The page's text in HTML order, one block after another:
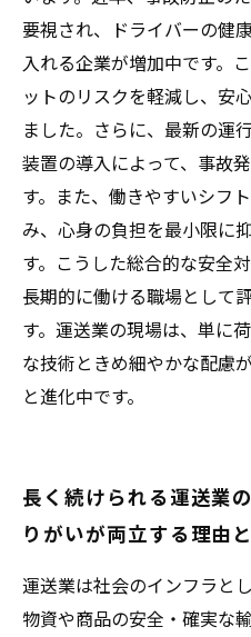
要視され、ドライバーの健
入れる企業が増加中です。
ットのリスクを軽減し、安
ました。さらに、最新の運
装置の導入によって、事故
す。また、働きやすいシフ
み、心身の負担を最小限に
す。こうした総合的な安全
長期的に働ける職場として
す。運送業の現場は、単に
な技術ときめ細やかな配慮
と進化中です。
長く続けられる運送業
りがいが両立する理由
運送業は社会のインフラと
物資や商品の安全・確実な